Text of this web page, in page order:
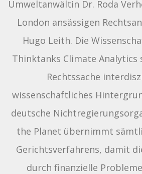
Umweltanwältin Dr. Roda
London ansässigen
Hugo Leith. Die
Thinktanks Climate Analytics
Rechtssache
wissenschaftliches
deutsche
the Planet übernimmt
Gerichtsverfahrens, damit
durch finanzielle